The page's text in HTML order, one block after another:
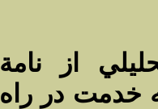
از نامة
خدمت در راه